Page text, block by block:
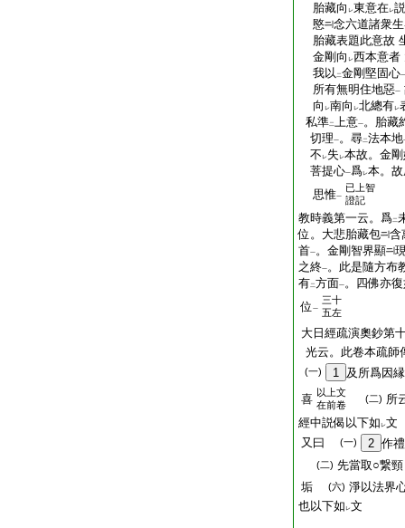
胎藏向 レ東意在レ
愍
念六道諸衆生
胎藏表題此意故
金剛向 レ西本意者
我以 二金剛堅固心一
所有無明住地惡一
向 レ南向 レ北總有レ
私準二上意一。胎藏
切理一。尋二法本地
不 レ失 レ本故。金
菩提心一爲レ本。
思惟一
已上智
證記
教時義第一云。爲二
位。大悲胎藏包
含
首一。金剛智界顯
之終一。此是隨方布
有二方面一。四佛亦
位 一
三十
五左
大日經疏演奧鈔第
光云。此卷本疏師
(一) 1 及所爲因
喜 以上文
在前卷
(二) 所
經中説偈以下如 レ文
又曰
(一) 2 作
(二) 先當取○繋
垢
(六) 淨以法
也以下如 レ文